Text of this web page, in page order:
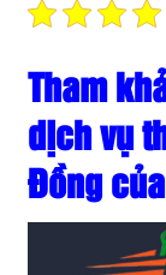
Tham
dịch vụ
Đồng